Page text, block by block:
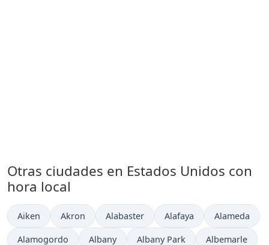
Otras ciudades en Estados Unidos con
hora local
Hora actual en
Aiken Hora actual en
Akron Hora actual en
Alabaster Hora actual en
Alafaya Hora actual
Alameda
Hora actual en
Alamogordo Hora actual en
Albany Hora actual en
Albany Park Hora actual en
Albemarle